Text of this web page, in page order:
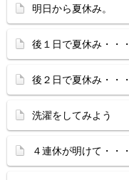
明日から夏休み。
後１日で夏休み・・・
後２日で夏休み・・・
洗濯をしてみよう
４連休が明けて・・・